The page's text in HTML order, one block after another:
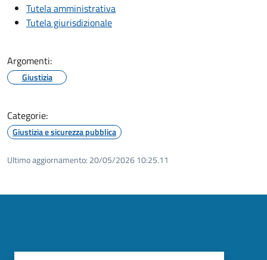
Tutela amministrativa
Tutela giurisdizionale
Argomenti:
Giustizia
Categorie:
Giustizia e sicurezza pubblica
Ultimo aggiornamento: 20/05/2026 10:25.11